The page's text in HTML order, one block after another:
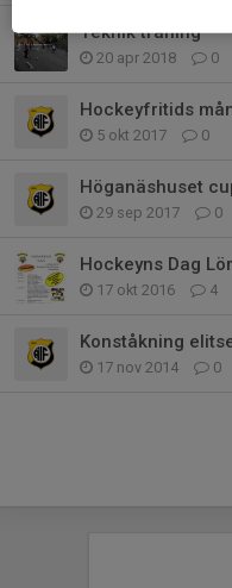
Teknik träning
20 apr 2018 0
Hockeyfritids
5 okt 2017 0
Höganäshuset
29 sep 2017 0
Hockeyns Dag
17 okt 2016 4
Konståkning
17 nov 2014 0